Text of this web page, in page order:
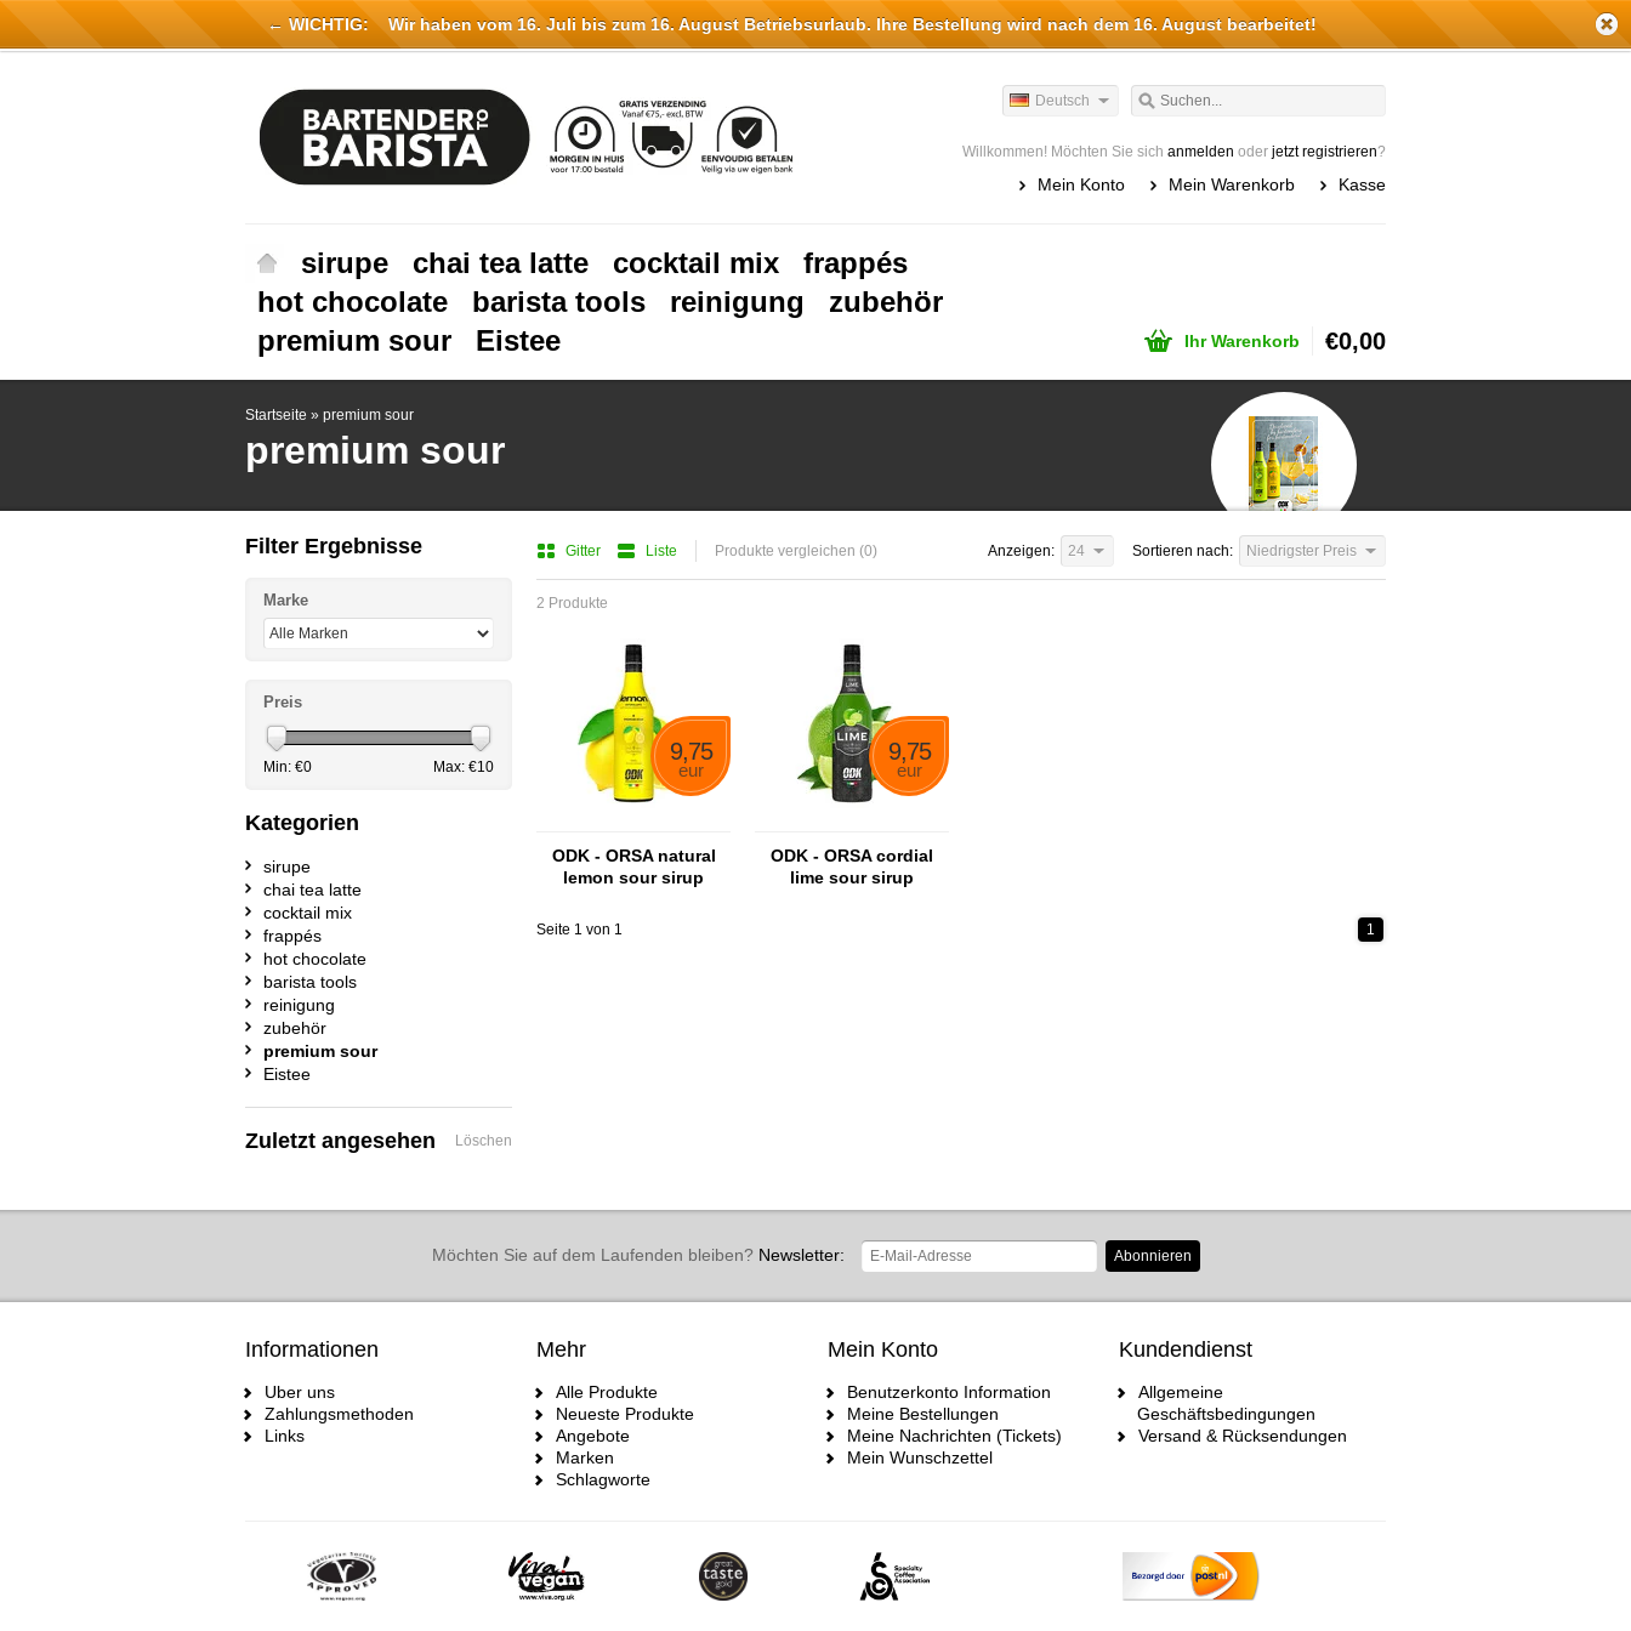
Deutsch
Willkommen! Möchten Sie sich anmelden oder jetzt registrieren?
Mein Konto Mein Warenkorb Kasse
sirupe chai tea latte cocktail mix
frappés
hot chocolate
barista tools reinigung
zubehör
premium sour
Eistee Ihr Warenkorb €0,00
Startseite » premium sour
premium sour
Gitter Liste Produkte vergleichen (0) Sortieren nach: Niedrigster Preis
Anzeigen: 24
2 Produkte
9,75
eur
ODK - ORSA natural
lemon sour sirup
9,75
eur
ODK - ORSA cordial
lime sour sirup
Seite 1 von 1 1
Filter Ergebnisse
Marke
Preis
Min: €0 Max: €10
Kategorien
sirupe
chai tea latte
cocktail mix
frappés
hot chocolate
barista tools
reinigung
zubehör
premium sour
Eistee
Zuletzt angesehen Löschen
Möchten Sie auf dem Laufenden bleiben?Newsletter: Abonnieren
Informationen
Uber uns
Zahlungsmethoden
Links
Mehr
Alle Produkte
Neueste Produkte
Angebote
Marken
Schlagworte
Mein Konto
Benutzerkonto Information
Meine Bestellungen
Meine Nachrichten (Tickets)
Mein Wunschzettel
Kundendienst
Allgemeine
Geschäftsbedingungen
Versand & Rücksendungen
← WICHTIG:Wir haben vom 16. Juli bis zum 16. August Betriebsurlaub. Ihre Bestellung wird nach dem 16. August bearbeitet!